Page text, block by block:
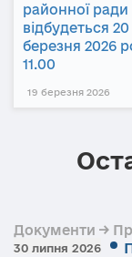
районної ради
відбудеться 20
березня 2026
11.00
19 березня 2026
Документи →
30 липня 2026